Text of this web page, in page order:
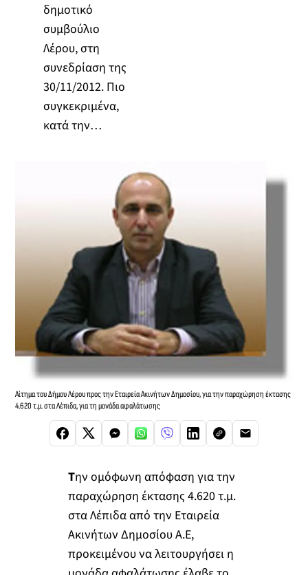
δημοτικό
συμβούλιο
Λέρου, στη
συνεδρίαση της
30/11/2012. Πιο
συγκεκριμένα,
κατά την…
Αίτημα του Δήμου Λέρου προς την Εταιρεία Ακινήτων Δημοσίου, για την παραχώρηση έκτασης
4.620 τ.μ. στα Λέπιδα, για τη μονάδα αφαλάτωσης
Την ομόφωνη απόφαση για την
παραχώρηση έκτασης 4.620 τ.μ.
στα Λέπιδα από την Εταιρεία
Ακινήτων Δημοσίου Α.Ε,
προκειμένου να λειτουργήσει η